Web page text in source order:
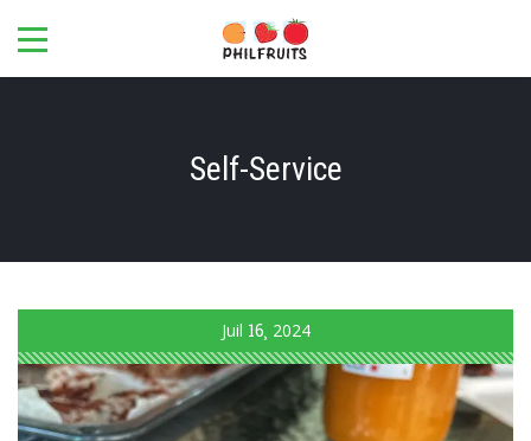
Self-Service
Juil 16 2024